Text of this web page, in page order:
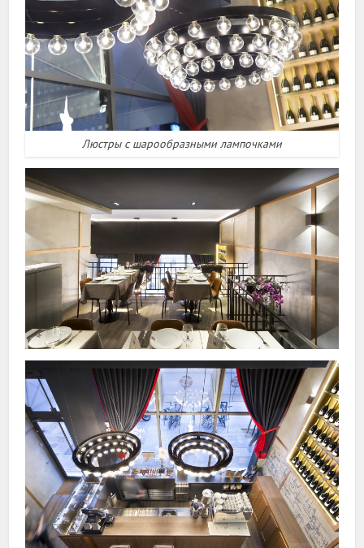
Люстры с шарообразными лампочками